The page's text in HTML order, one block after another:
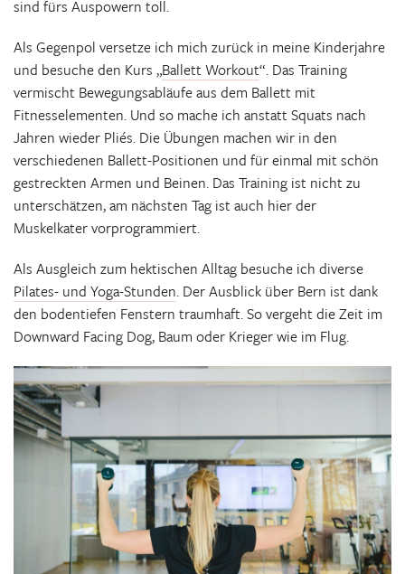
sind fürs Auspowern toll.
Als Gegenpol versetze ich mich zurück in meine Kinderjahre
und besuche den Kurs „Ballett Workout“. Das Training
vermischt Bewegungsabläufe aus dem Ballett mit
Fitnesselementen. Und so mache ich anstatt Squats nach
Jahren wieder Pliés. Die Übungen machen wir in den
verschiedenen Ballett-Positionen und für einmal mit schön
gestreckten Armen und Beinen. Das Training ist nicht zu
unterschätzen, am nächsten Tag ist auch hier der
Muskelkater vorprogrammiert.
Als Ausgleich zum hektischen Alltag besuche ich diverse
Pilates- und Yoga-Stunden. Der Ausblick über Bern ist dank
den bodentiefen Fenstern traumhaft. So vergeht die Zeit im
Downward Facing Dog, Baum oder Krieger wie im Flug.